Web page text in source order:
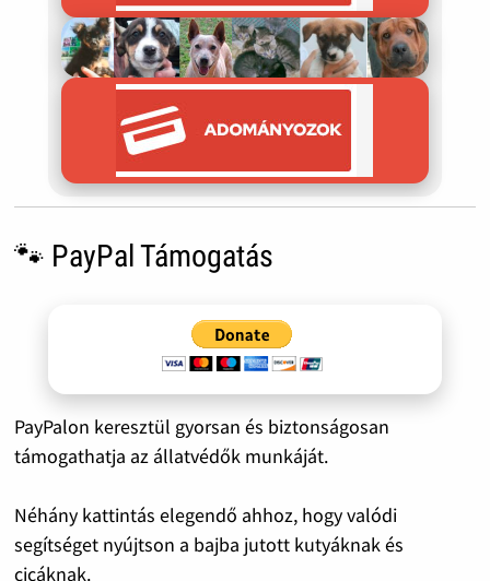
🐾 PayPal Támogatás
PayPalon keresztül gyorsan és biztonságosan
támogathatja az állatvédők munkáját.
Néhány kattintás elegendő ahhoz, hogy valódi
segítséget nyújtson a bajba jutott kutyáknak és
cicáknak.